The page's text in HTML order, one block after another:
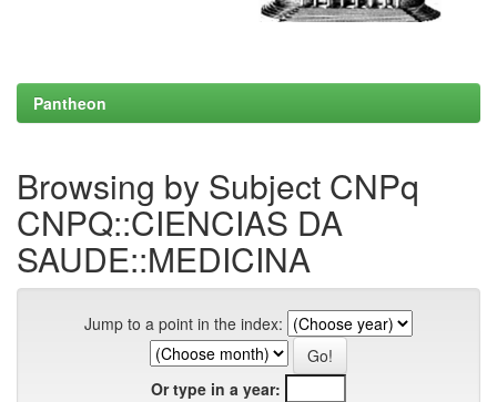
Pantheon
Browsing by Subject CNPq
CNPQ::CIENCIAS DA
SAUDE::MEDICINA
Jump to a point in the index:
Or type in a year: